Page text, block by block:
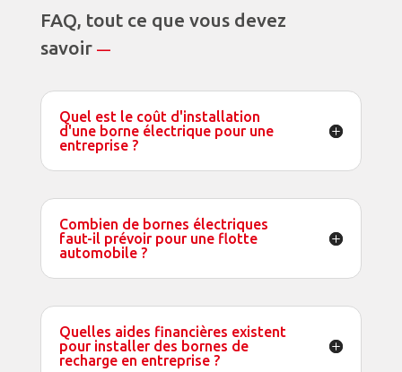
FAQ, tout ce que vous devez
savoir —
Quel est le coût d'installation
d'une borne électrique pour une
entreprise ?
Combien de bornes électriques
faut-il prévoir pour une flotte
automobile ?
Quelles aides financières existent
pour installer des bornes de
recharge en entreprise ?